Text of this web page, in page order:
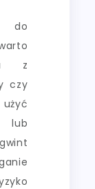
do
z
czy
lub